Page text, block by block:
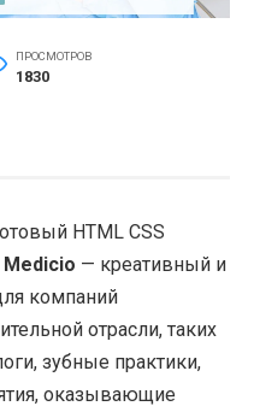
ПРОСМОТРОВ
1830
HTML CSS
Medicio — креативный и
компаний
отрасли, таких
зубные практики,
оказывающие